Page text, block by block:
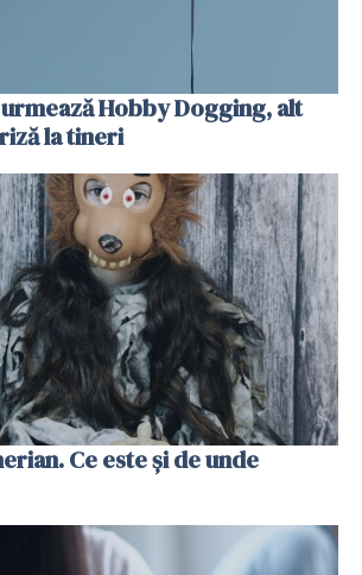
Hobby Dogging, alt
la tineri
Ce este și de unde